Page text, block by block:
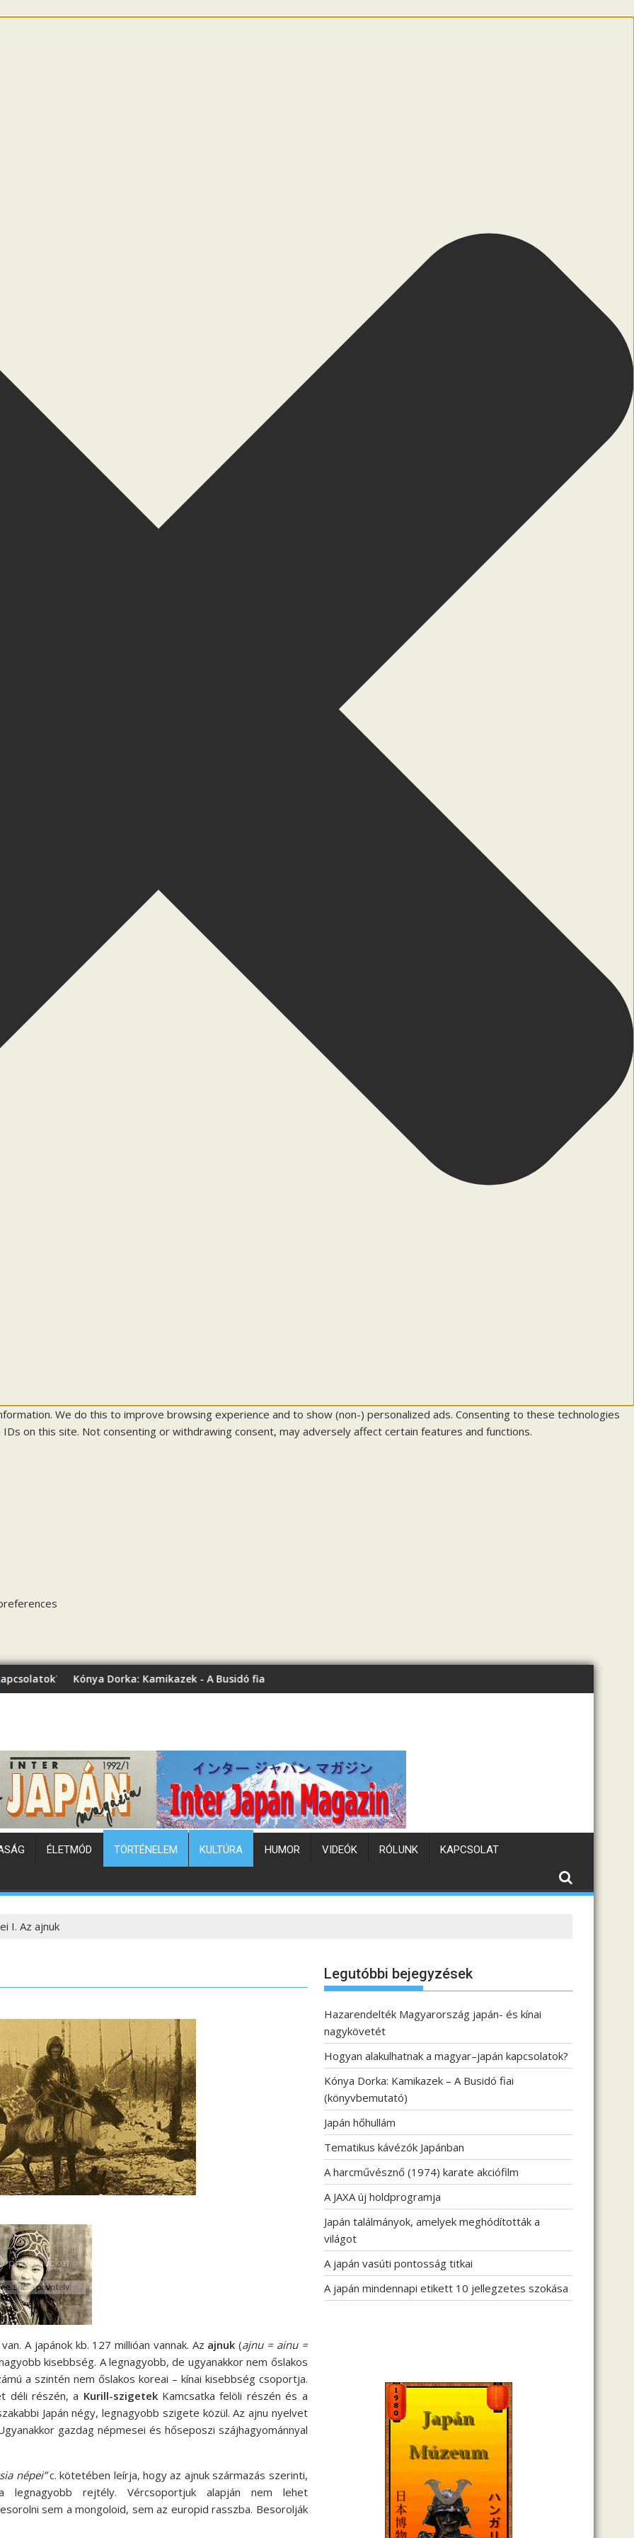
We do this to improve browsing experience and to show (non-) personalized ads. Consenting to these technologies
on this site. Not consenting or withdrawing consent, may adversely affect certain features and functions.
Dorka: Kamikazek - A Busidó fiai (könyvbemutató)Japán hőhullám
ÉLETMÓD TÖRTÉNELEM KULTÚRA HUMOR VIDEÓK RÓLUNK KAPCSOLAT
I. Az ajnuk
A japánok kb. 127 millióan vannak. Az ajnuk (ajnu = ainu =
kisebbség. A legnagyobb, de ugyanakkor nem őslakos
a szintén nem őslakos koreai – kínai kisebbség csoportja.
déli részén, a Kurill-szigetekKamcsatka felöli részén és a
Japán négy, legnagyobb szigete közül. Az ajnu nyelvet
gazdag népmesei és hőseposzi szájhagyománnyal
népei”c. kötetében leírja, hogy az ajnuk származás szerinti,
rejtély. Vércsoportjuk alapján nem lehet
sem a mongoloid, sem az europid rasszba. Besorolják
Legutóbbi bejegyzések
Hazarendelték Magyarország japán- és kínai
nagykövetét
Hogyan alakulhatnak a magyar–japán kapcsolatok?
Kónya Dorka: Kamikazek – A Busidó fiai
(könyvbemutató)
Japán hőhullám
Tematikus kávézók Japánban
A harcművésznő (1974) karate akciófilm
A JAXA új holdprogramja
Japán találmányok, amelyek meghódították a
világot
A japán vasúti pontosság titkai
A japán mindennapi etikett 10 jellegzetes szokása